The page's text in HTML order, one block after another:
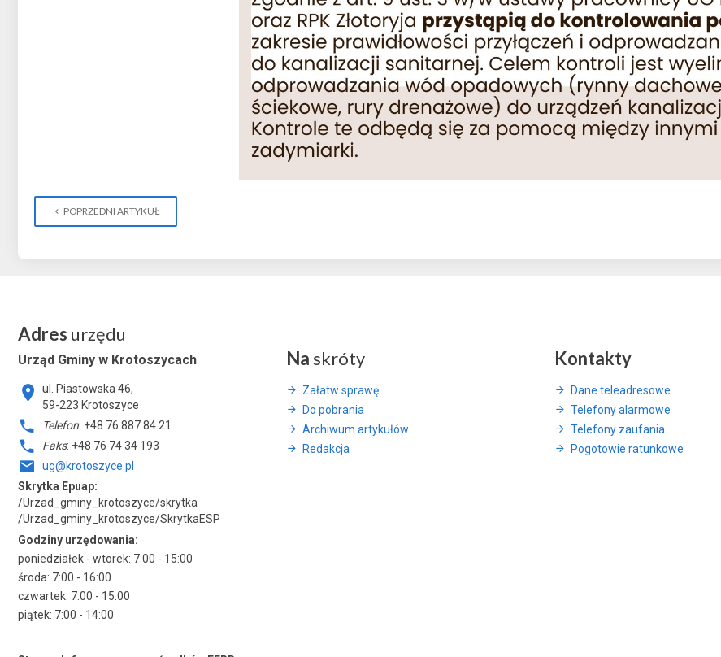
POPRZEDNI ARTYKUŁ
Adres urzędu
Urząd Gminy w Krotoszycach
ul. Piastowska 46,
59-223 Krotoszyce
Telefon: +48 76 887 84 21
Faks: +48 76 74 34 193
ug@krotoszyce.pl
Skrytka Epuap:
/Urzad_gminy_krotoszyce/skrytka
/Urzad_gminy_krotoszyce/SkrytkaESP
Godziny urzędowania:
poniedziałek - wtorek: 7:00 - 15:00
środa: 7:00 - 16:00
czwartek: 7:00 - 15:00
piątek: 7:00 - 14:00
Na skróty
Załatw sprawę
Do pobrania
Archiwum artykułów
Redakcja
Kontakty
Dane teleadresowe
Telefony alarmowe
Telefony zaufania
Pogotowie ratunkowe